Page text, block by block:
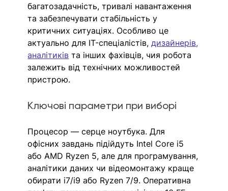
багатозадачність, тривалі навантаження
та забезпечувати стабільність у
критичних ситуаціях. Особливо це
актуально для IT-спеціалістів, дизайнерів,
аналітиків та інших фахівців, чия робота
залежить від технічних можливостей
пристрою.
Ключові параметри при виборі
Процесор — серце ноутбука. Для
офісних завдань підійдуть Intel Core i5
або AMD Ryzen 5, але для програмування,
аналітики даних чи відеомонтажу краще
обирати i7/i9 або Ryzen 7/9. Оперативна